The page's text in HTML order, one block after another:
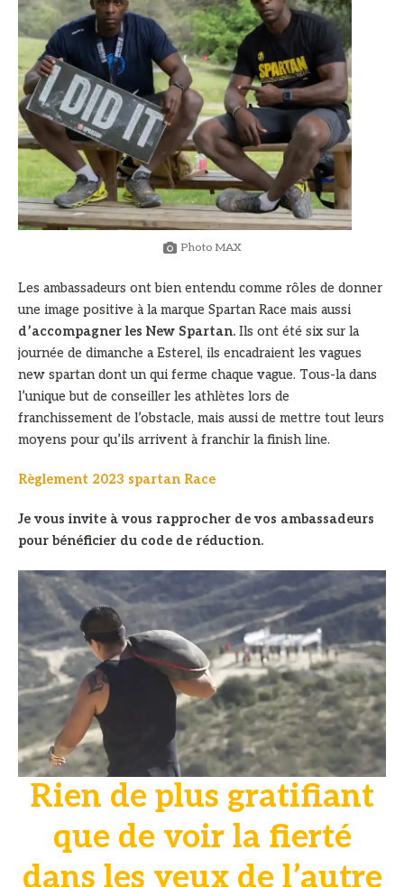
Photo MAX
Les ambassadeurs ont bien entendu comme rôles de donner
une image positive à la marque Spartan Race mais aussi
d’accompagner les New Spartan. Ils ont été six sur la
journée de dimanche a Esterel, ils encadraient les vagues
new spartan dont un qui ferme chaque vague. Tous-la dans
l’unique but de conseiller les athlètes lors de
franchissement de l’obstacle, mais aussi de mettre tout leurs
moyens pour qu’ils arrivent à franchir la finish line.
Règlement 2023 spartan Race
Je vous invite à vous rapprocher de vos ambassadeurs
pour bénéficier du code de réduction.
Rien de plus gratifiant
que de voir la fierté
dans les yeux de l’autre